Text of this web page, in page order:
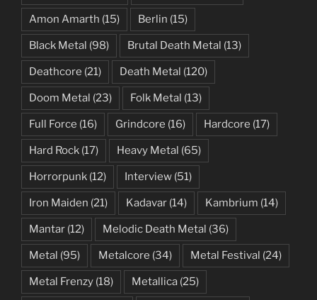
Amon Amarth (15) Berlin (15)
Black Metal (98) Brutal Death Metal (13)
Deathcore (21) Death Metal (120)
Doom Metal (23) Folk Metal (13)
Full Force (16) Grindcore (16) Hardcore (17)
Hard Rock (17) Heavy Metal (65)
Horrorpunk (12) Interview (51)
Iron Maiden (21) Kadavar (14) Kambrium (14)
Mantar (12) Melodic Death Metal (36)
Metal (95) Metalcore (34) Metal Festival (24)
Metal Frenzy (18) Metallica (25)